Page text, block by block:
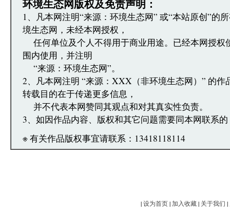
环境生态网版权及免责声明：
1、凡本网注明“来源：环境生态网” 或“本站原创”的
境生态网，未经本网授权，
任何单位及个人不得用于商业用途。已经本网授权
围内使用，并注明
“来源：环境生态网”。
2、凡本网注明 “来源：XXX（非环境生态网）” 的作
转载目的在于传递更多信息，
并不代表本网赞同其观点和对其真实性负责。
3、如因作品内容、版权和其它问题需要同本网联系
※ 有关作品版权事宜请联系：13418118114
|设为首页|加入收藏| 关于我们 |